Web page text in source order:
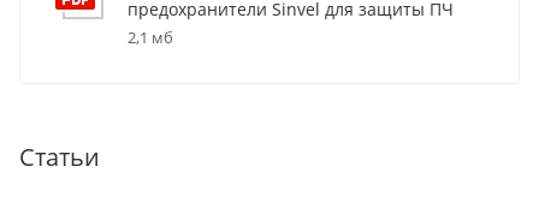
предохранители Sinvel для защиты ПЧ
2,1 мб
Статьи